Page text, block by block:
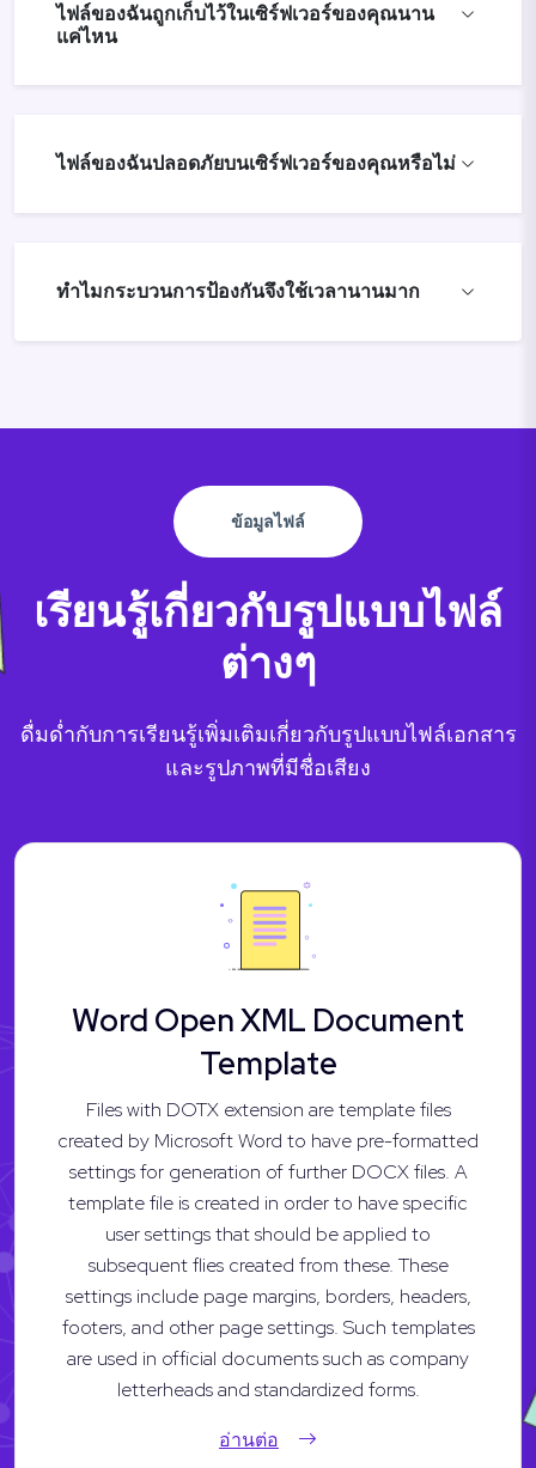
ไฟล์ของฉันถูกเก็บไว้ในเซิร์ฟเวอร์ของคุณนาน
แค่ไหน
ไฟล์ของฉันปลอดภัยบนเซิร์ฟเวอร์ของคุณหรือไม่
ทำไมกระบวนการป้องกันจึงใช้เวลานานมาก
ข้อมูลไฟล์
เรียนรู้เกี่ยวกับรูปแบบไฟล์
ต่างๆ
ดื่มด่ำกับการเรียนรู้เพิ่มเติมเกี่ยวกับรูปแบบไฟล์เอกสาร
และรูปภาพที่มีชื่อเสียง
Word Open XML Document
Template
Files with DOTX extension are template files
created by Microsoft Word to have pre-formatted
settings for generation of further DOCX files. A
template file is created in order to have specific
user settings that should be applied to
subsequent flies created from these. These
settings include page margins, borders, headers,
footers, and other page settings. Such templates
are used in official documents such as company
letterheads and standardized forms.
อ่านต่อ